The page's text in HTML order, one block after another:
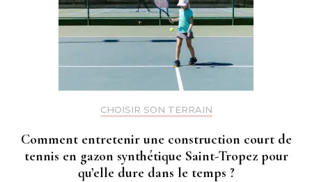
CHOISIR SON TERRAIN
Comment entretenir une construction court de
tennis en gazon synthétique Saint-Tropez pour
qu’elle dure dans le temps ?